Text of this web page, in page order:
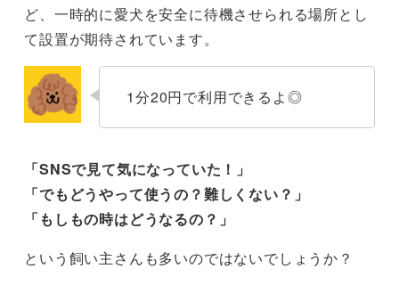
ど、一時的に愛犬を安全に待機させられる場所とし
て設置が期待されています。
1分20円で利用できるよ◎
「SNSで見て気になっていた！」
「でもどうやって使うの？難しくない？」
「もしもの時はどうなるの？」
という飼い主さんも多いのではないでしょうか？